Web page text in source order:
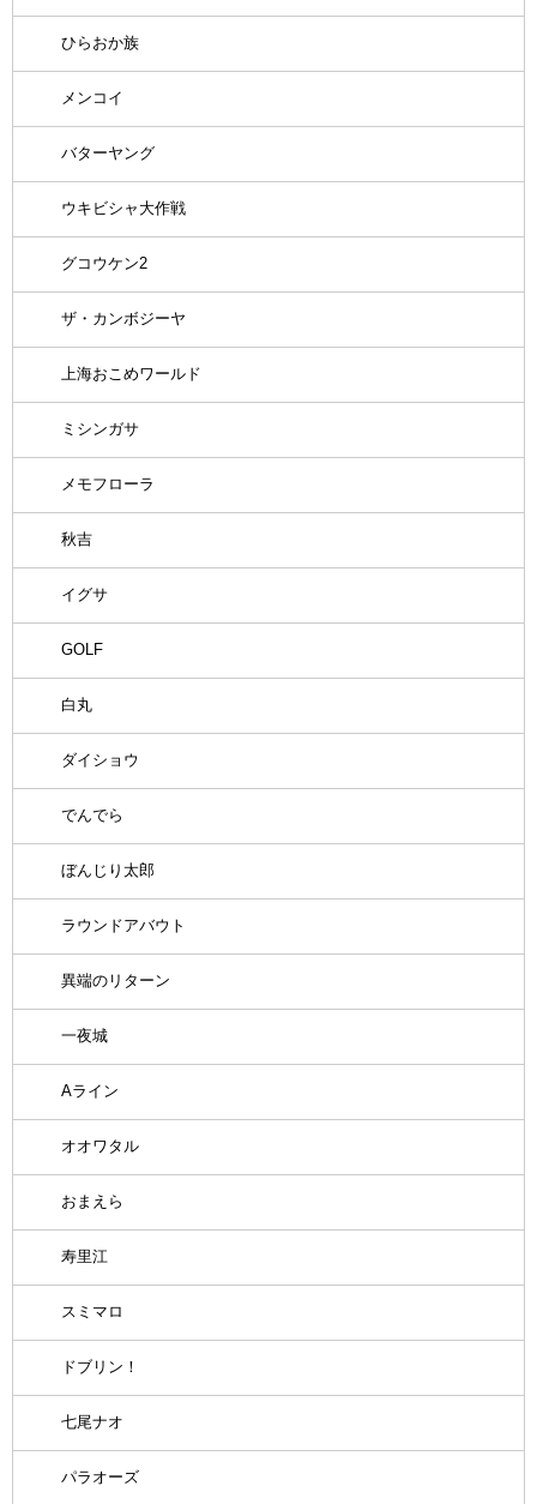
ひらおか族
メンコイ
バターヤング
ウキビシャ大作戦
グコウケン2
ザ・カンボジーヤ
上海おこめワールド
ミシンガサ
メモフローラ
秋吉
イグサ
GOLF
白丸
ダイショウ
でんでら
ぼんじり太郎
ラウンドアバウト
異端のリターン
一夜城
Aライン
オオワタル
おまえら
寿里江
スミマロ
ドブリン！
七尾ナオ
パラオーズ